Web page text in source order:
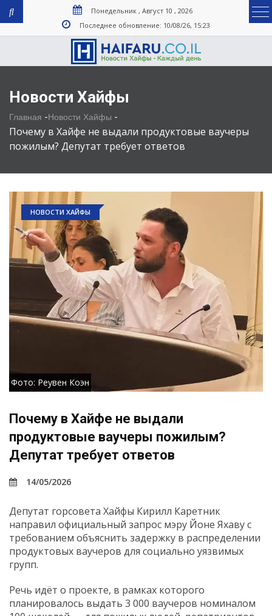
Понедельник , Август 10 , 2026
Последнее обновление: 10/08/26, 15:23
Новости Хайфы
Главная -Новости Хайфы -
Почему в Хайфе не выдали продуктовые ваучеры
пожилым? Депутат требует ответов
НОВОСТИ ХАЙФЫ
Фото: Реувен Коэн
Почему в Хайфе не выдали
продуктовые ваучеры пожилым?
Депутат требует ответов
14/05/2026
Депутат горсовета Хайфы Кирилл Каретник
направил официальный запрос мэру Йоне Яхаву с
требованием объяснить задержку в распределении
продуктовых ваучеров для социально уязвимых
групп.
Речь идёт о проекте, в рамках которого
планировалось выдать 3 000 ваучеров номиналом